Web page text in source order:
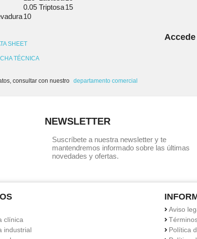
0.05 Triptosa15
10
SHEET
TÉCNICA
consultar con nuestro departamento comercial
NEWSLETTER
Suscríbete a nuestra newsletter y te
mantendremos informado sobre las últimas
novedades y ofertas.
clínica
industrial
Aviso
Política